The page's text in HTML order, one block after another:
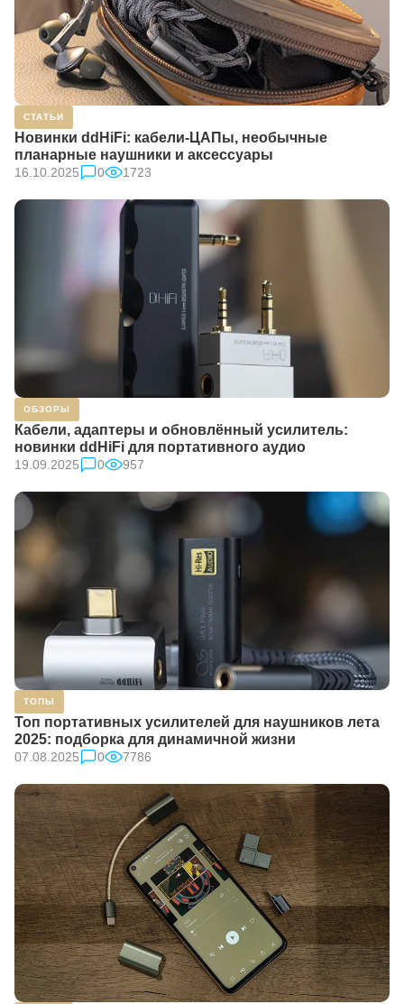
СТАТЬИ
Новинки ddHiFi: кабели-ЦАПы, необычные
планарные наушники и аксессуары
16.10.2025 0 1723
ОБЗОРЫ
Кабели, адаптеры и обновлённый усилитель:
новинки ddHiFi для портативного аудио
19.09.2025 0 957
ТОПЫ
Топ портативных усилителей для наушников лета
2025: подборка для динамичной жизни
07.08.2025 0 7786